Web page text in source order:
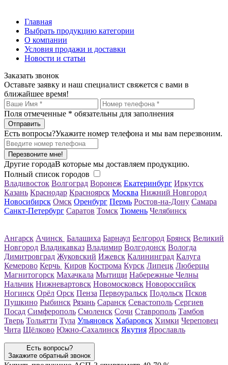
Главная
Выбрать продукцию категории
О компании
Условия продажи и доставки
Новости и статьи
Заказать звонок
Оставьте заявку и наш специалист свяжется с вами в
ближайшее время!
Поля отмеченные * обязательны для заполнения
Есть вопросы?Укажите номер телефона и мы вам перезвоним.
Перезвоните мне!
Другие городаВ которые мы доставляем продукцию.
Полный список городов
Владивосток Волгоград Воронеж Екатеринбург Иркутск
Казань Краснодар Красноярск Москва Нижний Новгород
Новосибирск Омск Оренбург Пермь Ростов-на-Дону Самара
Санкт-Петербург Саратов Томск Тюмень Челябинск
Ангарск Ачинск Балашиха Барнаул Белгород Брянск Великий
Новгород Владикавказ Владимир Волгодонск Вологда
Димитровград Жуковский Ижевск Калининград Калуга
Кемерово Керчь Киров Кострома Курск Липецк Люберцы
Магнитогорск Махачкала Мытищи Набережные Челны
Нальчик Нижневартовск Новомосковск Новороссийск
Ногинск Орёл Орск Пенза Первоуральск Подольск Псков
Пушкино Рыбинск Рязань Саранск Севастополь Сергиев
Посад Симферополь Смоленск Сочи Ставрополь Тамбов
Тверь Тольятти Тула Ульяновск Хабаровск Химки Череповец
Чита Щёлково Южно-Сахалинск Якутия Ярославль
Есть вопросы?
Закажите обратный звонок